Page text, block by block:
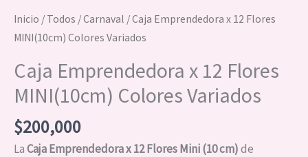
Inicio / Todos /Carnaval / Caja Emprendedora x 12 Flores
MINI(10cm) Colores Variados
Caja Emprendedora x 12 Flores
MINI(10cm) Colores Variados
$200,000
LaCaja Emprendedora x 12 Flores Mini (10 cm)de